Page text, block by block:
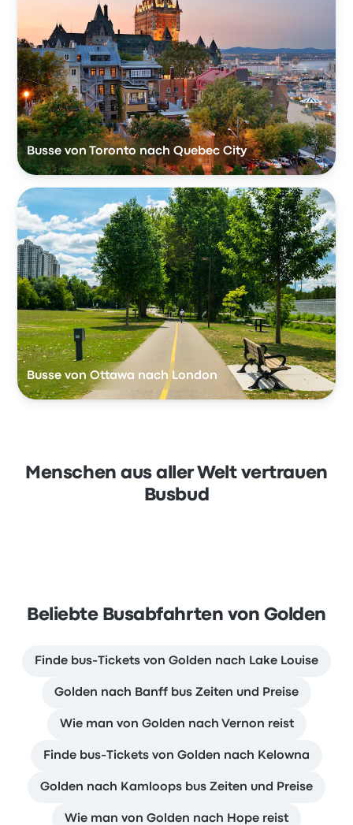
Busse von Toronto nach Quebec City
Busse von Ottawa nach London
Menschen aus aller Welt vertrauen
Busbud
Beliebte Busabfahrten von Golden
Finde bus-Tickets von Golden nach Lake Louise
Golden nach Banff bus Zeiten und Preise
Wie man von Golden nach Vernon reist
Finde bus-Tickets von Golden nach Kelowna
Golden nach Kamloops bus Zeiten und Preise
Wie man von Golden nach Hope reist